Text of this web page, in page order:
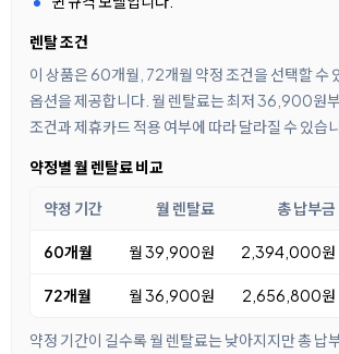
렌탈 조건
이 상품은 60개월, 72개월 약정 조건을 선택할 수
옵션을 제공합니다. 월 렌탈료는 최저 36,900원
조건과 제휴카드 적용 여부에 따라 달라질 수 있습
약정별 월 렌탈료 비교
약정 기간 월 렌탈료 총 납부금
60개월 월 39,900원 2,394,000원
72개월 월 36,900원 2,656,800원
약정 기간이 길수록 월 렌탈료는 낮아지지만 총 납